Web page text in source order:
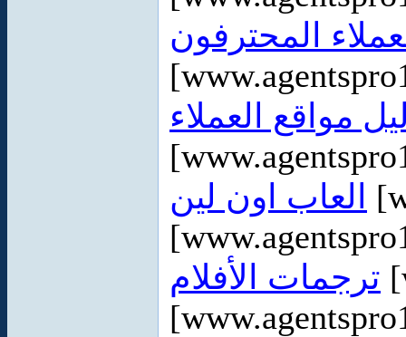
المحترفون
مواقع العملاء
العاب اون لين
ترجمات الأفلام